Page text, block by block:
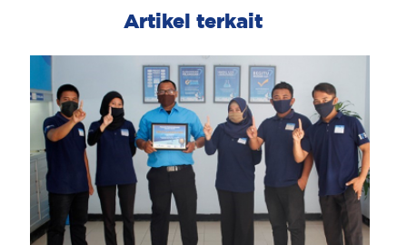
Artikel terkait